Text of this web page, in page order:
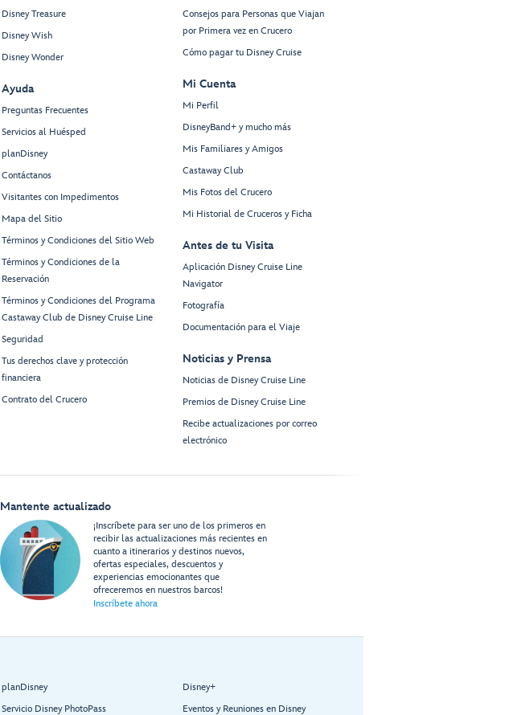
Disney Treasure
Disney Wish
Disney Wonder
Ayuda
Preguntas Frecuentes
Servicios al Huésped
planDisney
Contáctanos
Visitantes con Impedimentos
Mapa del Sitio
Términos y Condiciones del Sitio Web
Términos y Condiciones de la
Reservación
Términos y Condiciones del Programa
Castaway Club de Disney Cruise Line
Seguridad
Tus derechos clave y protección
financiera
Contrato del Crucero
Consejos para Personas que Viajan
por Primera vez en Crucero
Cómo pagar tu Disney Cruise
Mi Cuenta
Mi Perfil
DisneyBand+ y mucho más
Mis Familiares y Amigos
Castaway Club
Mis Fotos del Crucero
Mi Historial de Cruceros y Ficha
Antes de tu Visita
Aplicación Disney Cruise Line
Navigator
Fotografía
Documentación para el Viaje
Noticias y Prensa
Noticias de Disney Cruise Line
Premios de Disney Cruise Line
Recibe actualizaciones por correo
electrónico
Mantente actualizado
¡Inscríbete para ser uno de los primeros en
recibir las actualizaciones más recientes en
cuanto a itinerarios y destinos nuevos,
ofertas especiales, descuentos y
experiencias emocionantes que
ofreceremos en nuestros barcos!
Inscríbete ahora
planDisney
Servicio Disney PhotoPass
Disney+
Eventos y Reuniones en Disney